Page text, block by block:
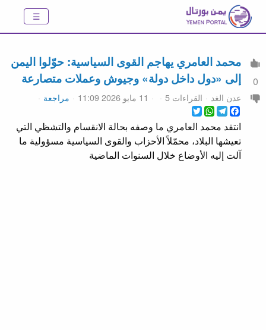
0
‏محمد العامري يهاجم القوى السياسية: حوّلوا اليمن
إلى «دول داخل دولة» وجيوش وعملات متصارعة
عدن الغد القراءات 5 11 مايو 2026 11:09
مراجعة
Twitter
WhatsApp
Telegram
Facebook
انتقد محمد العامري ما وصفه بحالة الانقسام والتشظي التي
تعيشها البلاد، محمّلاً الأحزاب والقوى السياسية مسؤولية ما
آلت إليه الأوضاع خلال السنوات الماضية